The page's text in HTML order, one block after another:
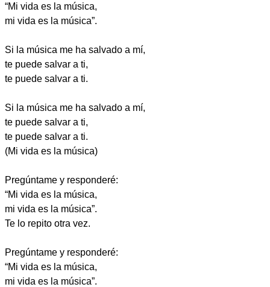
“Mi vida es la música,
mi vida es la música”.
Si la música me ha salvado a mí,
te puede salvar a ti,
te puede salvar a ti.
Si la música me ha salvado a mí,
te puede salvar a ti,
te puede salvar a ti.
(Mi vida es la música)
Pregúntame y responderé:
“Mi vida es la música,
mi vida es la música”.
Te lo repito otra vez.
Pregúntame y responderé:
“Mi vida es la música,
mi vida es la música”.